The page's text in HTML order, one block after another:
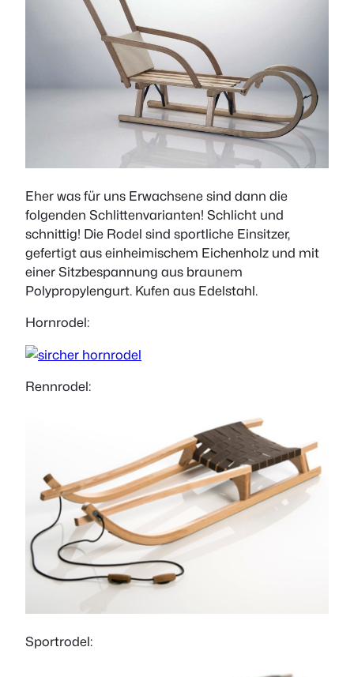
Eher was für uns Erwachsene sind dann die
folgenden Schlittenvarianten! Schlicht und
schnittig! Die Rodel sind sportliche Einsitzer,
gefertigt aus einheimischem Eichenholz und mit
einer Sitzbespannung aus braunem
Polypropylengurt. Kufen aus Edelstahl.
Hornrodel:
Rennrodel:
Sportrodel: